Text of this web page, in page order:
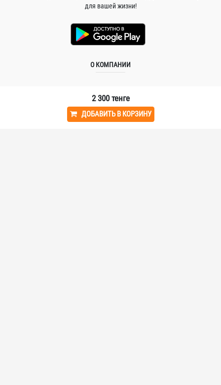
2 300тенге
ДОБАВИТЬ В КОРЗИНУ
для вашей жизни!
О КОМПАНИИ
Заработать